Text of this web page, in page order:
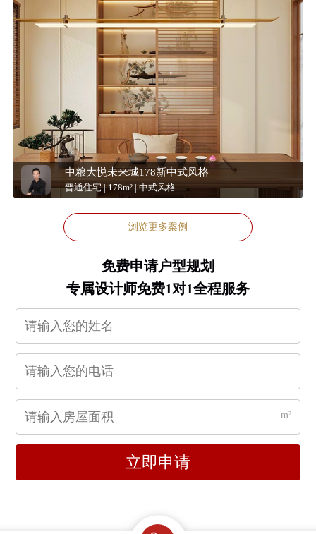
中粮大悦未来城178新中式风格
普通住宅 | 178m² | 中式风格
浏览更多案例
免费申请户型规划
专属设计师免费1对1全程服务
m²
立即申请